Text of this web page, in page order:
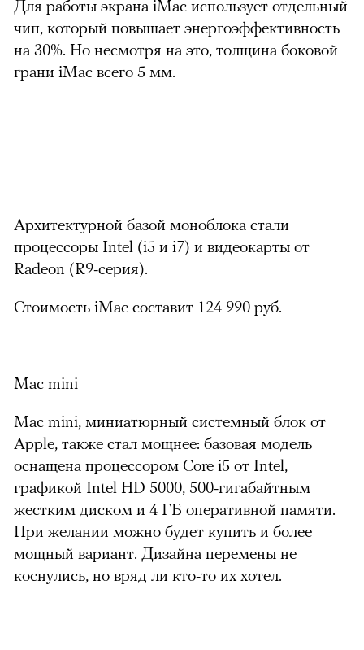
Для работы экрана iMac использует отдельный
чип, который повышает энергоэффективность
на 30%. Но несмотря на это, толщина боковой
грани iMac всего 5 мм.
Архитектурной базой моноблока стали
процессоры Intel (i5 и i7) и видеокарты от
Radeon (R9-серия).
Стоимость iMac составит 124 990 руб.
Mac mini
Mac mini, миниатюрный системный блок от
Apple, также стал мощнее: базовая модель
оснащена процессором Core i5 от Intel,
графикой Intel HD 5000, 500-гигабайтным
жестким диском и 4 ГБ оперативной памяти.
При желании можно будет купить и более
мощный вариант. Дизайна перемены не
коснулись, но вряд ли кто-то их хотел.